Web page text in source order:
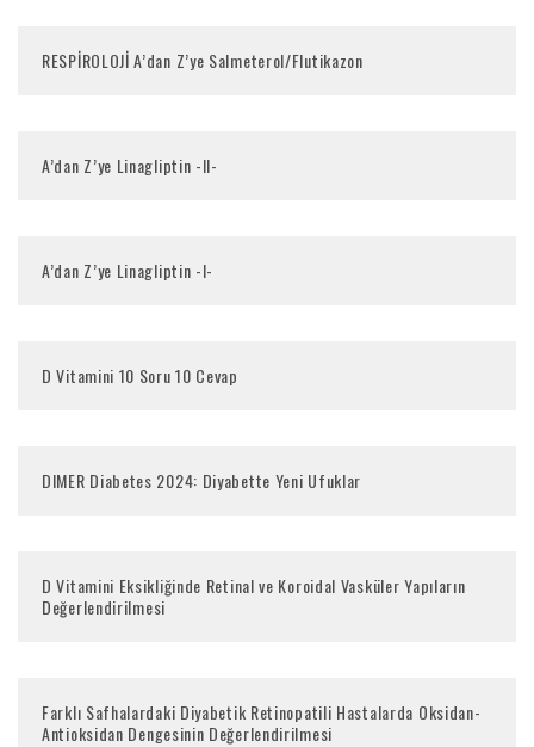
RESPİROLOJİ A’dan Z’ye Salmeterol/Flutikazon
A’dan Z’ye Linagliptin -II-
A’dan Z’ye Linagliptin -I-
D Vitamini 10 Soru 10 Cevap
DIMER Diabetes 2024: Diyabette Yeni Ufuklar
D Vitamini Eksikliğinde Retinal ve Koroidal Vasküler Yapıların
Değerlendirilmesi
Farklı Safhalardaki Diyabetik Retinopatili Hastalarda Oksidan-
Antioksidan Dengesinin Değerlendirilmesi